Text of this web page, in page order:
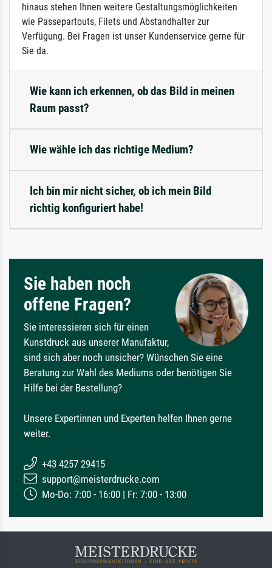
hinaus stehen Ihnen weitere Gestaltungsmöglichkeiten
wie Passepartouts, Filets und Abstandhalter zur
Verfügung. Bei Fragen ist unser Kundenservice gerne für
Sie da.
Wie kann ich erkennen, ob das Bild in meinen
Raum passt?
Wie wähle ich das richtige Medium?
Ich bin mir nicht sicher, ob ich mein Bild
richtig konfiguriert habe!
Sie haben noch
offene Fragen?
Sie interessieren sich für einen
Kunstdruck aus unserer Manufaktur,
sind sich aber noch unsicher? Wünschen Sie eine
Beratung zur Wahl des Mediums oder benötigen Sie
Hilfe bei der Bestellung?
Unsere Expertinnen und Experten helfen Ihnen gerne
weiter.
+43 4257 29415
support@meisterdrucke.com
Mo-Do: 7:00 - 16:00 | Fr: 7:00 - 13:00